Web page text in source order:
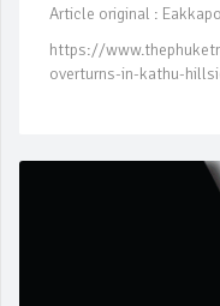
Article original :
https://
overturns-in-kathu-